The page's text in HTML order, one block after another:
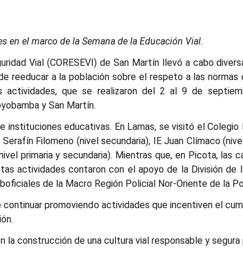
en el marco de la Semana de la Educación Vial.
Vial (CORESEVI) de San Martín llevó a cabo
reeducar a la población sobre el respeto a las
que se realizaron del 2 al 9 de
y San Martín.
educativas. En Lamas, se visitó el Colegio
Filomeno (nivel secundaria), IE Juan Clímaco
primaria y secundaria). Mientras que, en Picota, las
actividades contaron con el apoyo de la División de
de la Macro Región Policial Nor-Oriente de la
continuar promoviendo actividades que incentiven el
la construcción de una cultura vial responsable y segura